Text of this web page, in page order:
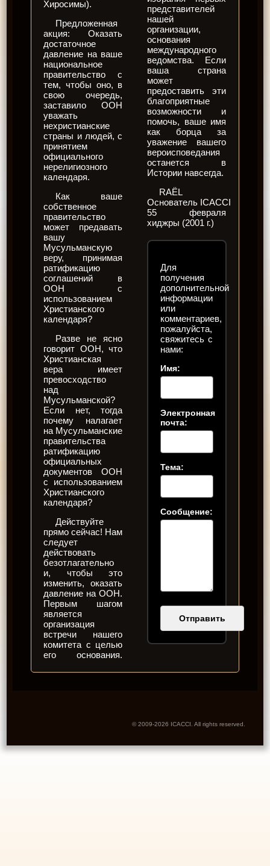
Хиросимы).
Предложенная
акция: Оказать
достаточное
давление на ваше
национальное
правительство с
тем, чтобы оно, в
свою очередь,
заставило ООН
уважать
нехристианские
страны и людей, c
принятием
официального
нерелигиозного
календаря.
Как ваше
собственное
правительство
может предавать
вашу
Мусульманскую
веру, принимая
ратификацию
соглашений в
ООН с
использованием
Христианского
календаря?
Разве не ясно
говорит ООН, что
Христианская
вера имеет
превосходство
над
Мусульманской?
Если нет, тогда
почему налагает
на Мусульманские
правительства
ратификацию
официальных
документов ООН
с использованием
Христианского
календаря?
Действуйте
прямо сейчас! Нам
следует
действовать
безотлагательно
и, чтобы это
изменить, оказать
давление на ООН.
Первым шагом
является
организация
встречи нашего
комитета с целью
его основания.
представителей
нашей
организации,
основания
международного
ведомства. Если
ваша страна
может
предоставить эти
благоприятные
возможности и
помочь, ваше имя
как борца за
уважение вашего
вероисповедания
останется в
Истории навсегда.
RAËL
Основатель ICACCI
55 февраля
хиджры (2001 г.)
Для
получения
дополнительной
информации
или
комментариев,
пожалуйста,
свяжитесь с
нами:
Имя:
Электронная
почта:
Тема:
Сообщение:
© 2009-2026 ICACCI. All rights reserved.